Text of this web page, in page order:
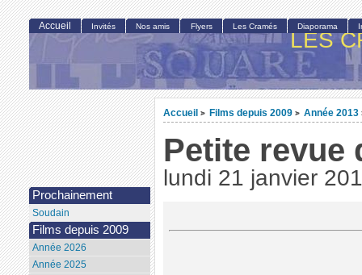
LES
Accueil > Films depuis 2009 > Année 2013
Petite revue
lundi 21 janvier
Accueil Invités Nos amis Flyers Les Cramés Diaporama
Prochainement
Soudain
Films depuis 2009
Année 2026
Année 2025